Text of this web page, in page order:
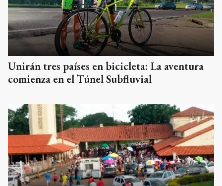
Unirán tres países en bicicleta: La aventura
comienza en el Túnel Subfluvial